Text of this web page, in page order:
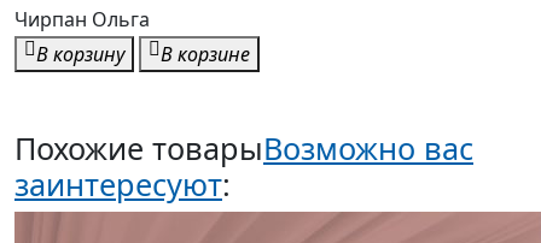
Чирпан Ольга
В корзину
В корзине
Похожие товарыВозможно вас
заинтересуют: